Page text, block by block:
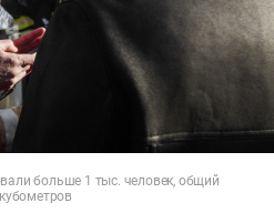
больше 1 тыс. человек, общий